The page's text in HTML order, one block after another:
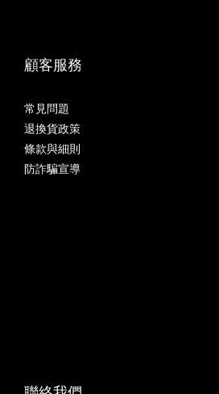
顧客服務
常見問題
退換貨政策
條款與細則
防詐騙宣導